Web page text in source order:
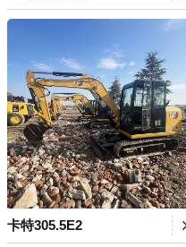
卡特305.5E2